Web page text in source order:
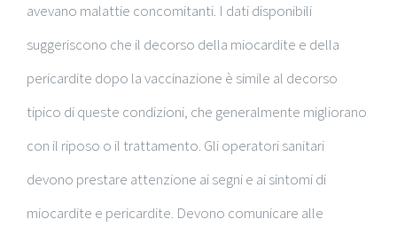
avevano malattie concomitanti. I dati disponibili
suggeriscono che il decorso della miocardite e della
pericardite dopo la vaccinazione è simile al decorso
tipico di queste condizioni, che generalmente migliorano
con il riposo o il trattamento. Gli operatori sanitari
devono prestare attenzione ai segni e ai sintomi di
miocardite e pericardite. Devono comunicare alle